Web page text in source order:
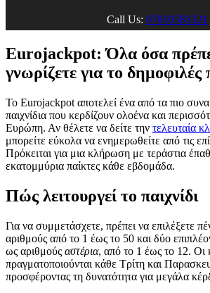
Call Us: 07810583321
Eurojackpot: Όλα όσα
γνωρίζετε για το δημοφιλές
Το Eurojackpot αποτελεί ένα από τα πιο
παιχνίδια που κερδίζουν ολοένα και
Ευρώπη. Αν θέλετε να δείτε την τελευταία
μπορείτε εύκολα να ενημερωθείτε από τις
Πρόκειται για μια κλήρωση με τεράστια
εκατομμύρια παίκτες κάθε εβδομάδα.
Πώς λειτουργεί το παιχνίδι
Για να συμμετάσχετε, πρέπει να επιλέξετε
αριθμούς από το 1 έως το 50 και δύο
ως αριθμούς αστέρια, από το 1 έως το 12. Οι
πραγματοποιούνται κάθε Τρίτη και
προσφέροντας τη δυνατότητα για μεγάλα